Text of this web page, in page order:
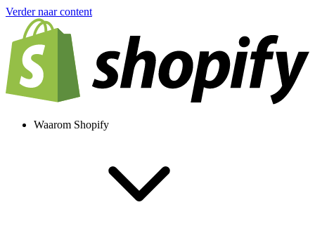
Verder naar content
Waarom Shopify